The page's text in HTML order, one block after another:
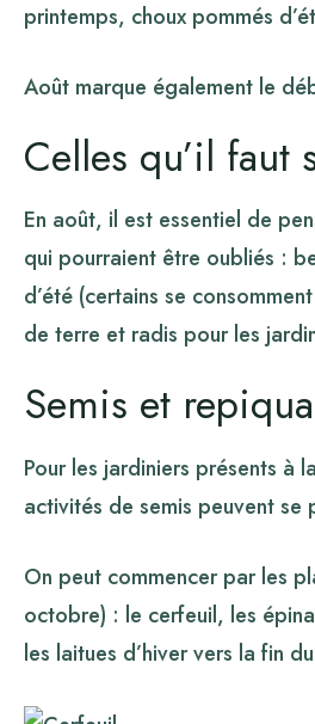
printemps, choux pommés
Août marque également le
Celles qu’il faut
En août, il est essentiel de
qui pourraient être oubliés :
d’été (certains se
de terre et radis pour les
Semis et
Pour les jardiniers présents à
activités de semis peuvent se
On peut commencer par les
octobre) : le cerfeuil, les
les laitues d’hiver vers la fin